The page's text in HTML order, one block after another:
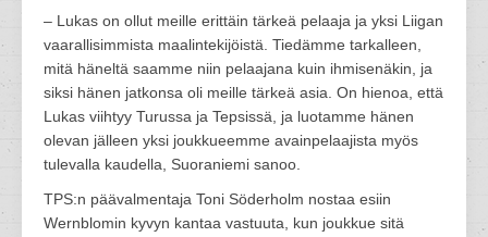
– Lukas on ollut meille erittäin tärkeä pelaaja ja yksi Liigan
vaarallisimmista maalintekijöistä. Tiedämme tarkalleen,
mitä häneltä saamme niin pelaajana kuin ihmisenäkin, ja
siksi hänen jatkonsa oli meille tärkeä asia. On hienoa, että
Lukas viihtyy Turussa ja Tepsissä, ja luotamme hänen
olevan jälleen yksi joukkueemme avainpelaajista myös
tulevalla kaudella, Suoraniemi sanoo.
TPS:n päävalmentaja Toni Söderholm nostaa esiin
Wernblomin kyvyn kantaa vastuuta, kun joukkue sitä